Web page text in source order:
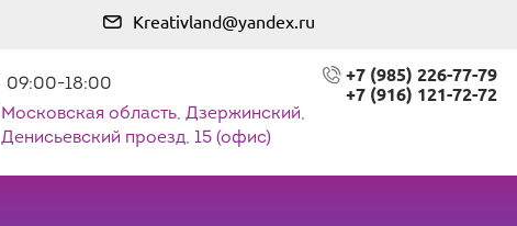
Kreativland@yandex.ru
09:00-18:00
Московская область, Дзержинский,
Денисьевский проезд, 15 (офис)
+7 (985) 226-77-79
+7 (916) 121-72-72